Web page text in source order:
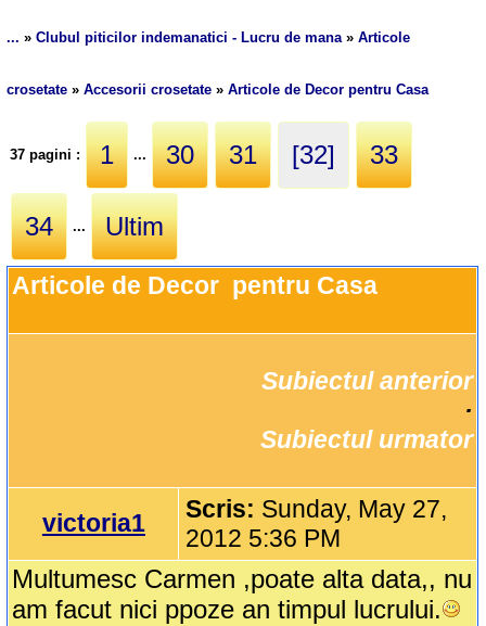
... »Clubul piticilor indemanatici - Lucru de mana»Articole
crosetate »Accesorii crosetate »Articole de Decor pentru Casa
37 pagini : 1 ... 30 31 [32] 33
34 ... Ultim
Articole de Decor  pentru Casa
Subiectul anterior
Subiectul urmator
victoria1 Scris: Sunday, May 27,
2012 5:36 PM
Multumesc Carmen ,poate alta data,, nu
am facut nici ppoze an timpul lucrului.